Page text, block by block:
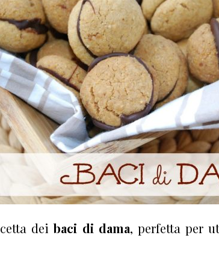
deibaci di dama, perfetta per